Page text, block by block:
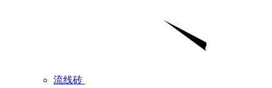
流线砖